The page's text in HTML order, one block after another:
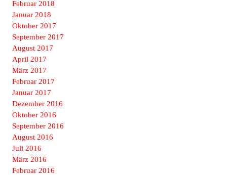
Februar 2018
Januar 2018
Oktober 2017
September 2017
August 2017
April 2017
März 2017
Februar 2017
Januar 2017
Dezember 2016
Oktober 2016
September 2016
August 2016
Juli 2016
März 2016
Februar 2016